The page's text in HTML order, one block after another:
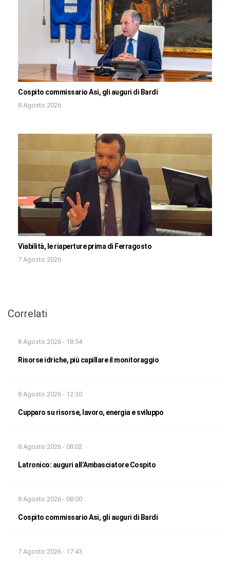
Cospito commissario Asi, gli auguri di Bardi
8 Agosto 2026
Viabilità, le riaperture prima di Ferragosto
7 Agosto 2026
Correlati
8 Agosto 2026 - 18:54
Risorse idriche, più capillare il monitoraggio
8 Agosto 2026 - 12:30
Cupparo su risorse, lavoro, energia e sviluppo
8 Agosto 2026 - 08:02
Latronico: auguri all’Ambasciatore Cospito
8 Agosto 2026 - 08:00
Cospito commissario Asi, gli auguri di Bardi
7 Agosto 2026 - 17:43